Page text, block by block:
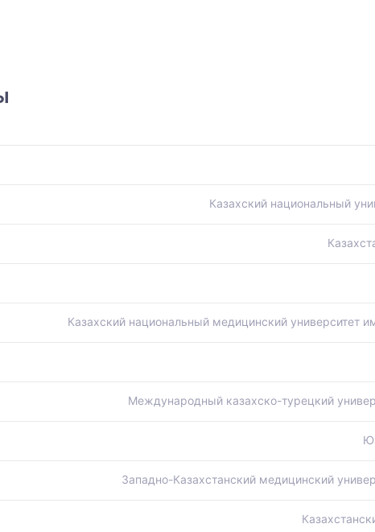
Казахский национальный
Казахский национальный медицинский
Международный казахско-турецкий
Западно-Казахстанский медицинский